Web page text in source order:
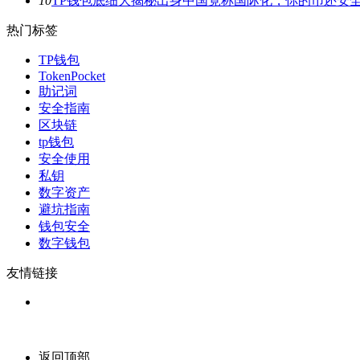
热门标签
TP钱包
TokenPocket
助记词
安全指南
区块链
tp钱包
安全使用
私钥
数字资产
避坑指南
钱包安全
数字钱包
友情链接
返回顶部